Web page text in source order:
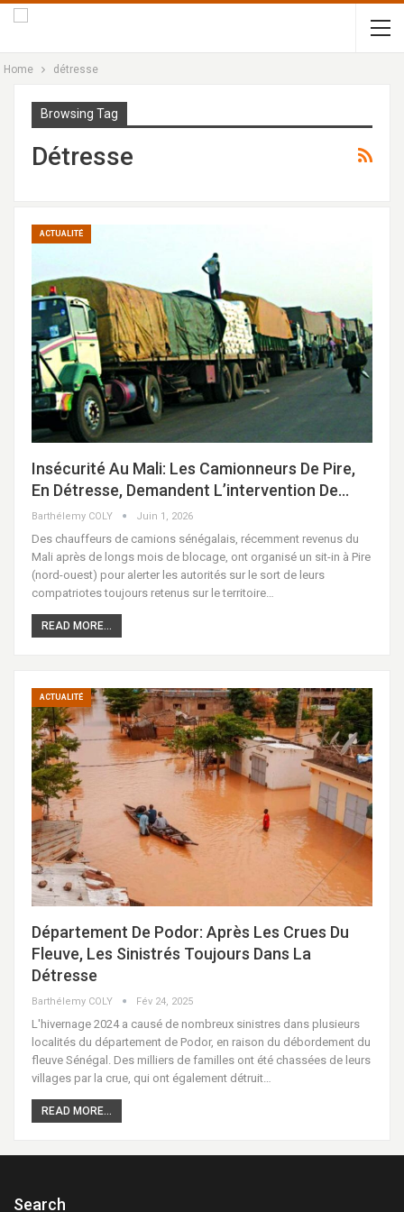
Home détresse
Browsing Tag
Détresse
ACTUALITÉ
Insécurité Au Mali: Les Camionneurs De Pire,
En Détresse, Demandent L’intervention De…
Barthélemy COLY Juin 1, 2026
Des chauffeurs de camions sénégalais, récemment revenus du
Mali après de longs mois de blocage, ont organisé un sit-in à Pire
(nord-ouest) pour alerter les autorités sur le sort de leurs
compatriotes toujours retenus sur le territoire…
READ MORE...
ACTUALITÉ
Département De Podor: Après Les Crues Du
Fleuve, Les Sinistrés Toujours Dans La
Détresse
Barthélemy COLY Fév 24, 2025
L'hivernage 2024 a causé de nombreux sinistres dans plusieurs
localités du département de Podor, en raison du débordement du
fleuve Sénégal. Des milliers de familles ont été chassées de leurs
villages par la crue, qui ont également détruit…
READ MORE...
Search